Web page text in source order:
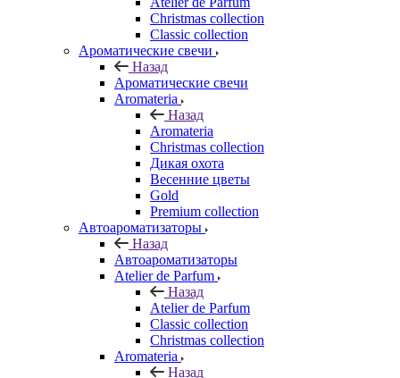
Christmas collection
Classic collection
Ароматические свечи
Назад
Ароматические свечи
Aromateria
Назад
Aromateria
Сhristmas collection
Дикая охота
Весенние цветы
Gold
Premium collection
Автоароматизаторы
Назад
Автоароматизаторы
Atelier de Parfum
Назад
Atelier de Parfum
Classic collection
Christmas collection
Aromateria
Назад